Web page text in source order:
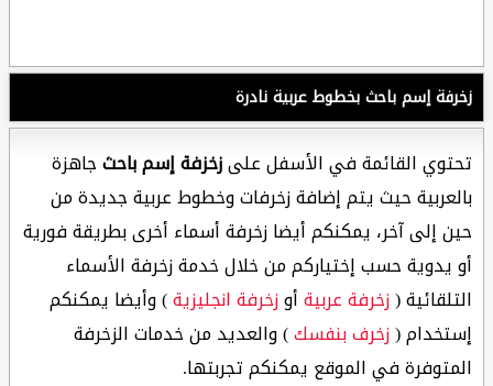
زخرفة إسم باحث بخطوط عربية نادرة
تحتوي القائمة في الأسفل علىزخزفة إسم باحثجاهزة
بالعربية حيث يتم إضافة زخرفات وخطوط عربية جديدة من
حين إلى آخر، يمكنكم أيضا زخرفة أسماء أخرى بطريقة فورية
أو يدوية حسب إختياركم من خلال خدمة زخرفة الأسماء
التلقائية (زخرفة عربيةأوزخرفة انجليزية) وأيضا يمكنكم
إستخدام (زخرف بنفسك) والعديد من خدمات الزخرفة
المتوفرة في الموقع يمكنكم تجربتها.